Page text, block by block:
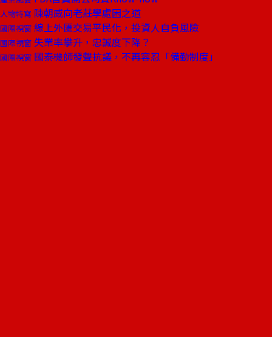
人物特寫 陳朝威向老莊學處困之道
國際視窗 線上外匯交易平民化，投資人自負風險
國際視窗 失業率攀升，忠誠度下降？
國際視窗 國泰機師發聲抗議，不再容忍「備勤制度」